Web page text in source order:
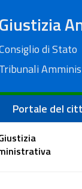
Giustizia
di Stato
Tribunali
Portale del